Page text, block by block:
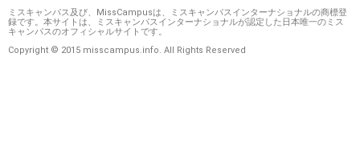
ミスキャンパス及び、MissCampusは、ミスキャンパスインターナショナルの商標登
録です。本サイトは、ミスキャンパスインターナショナルが認定した日本唯一のミス
キャンパスのオフィシャルサイトです。
Copyright © 2015 misscampus.info. All Rights Reserved